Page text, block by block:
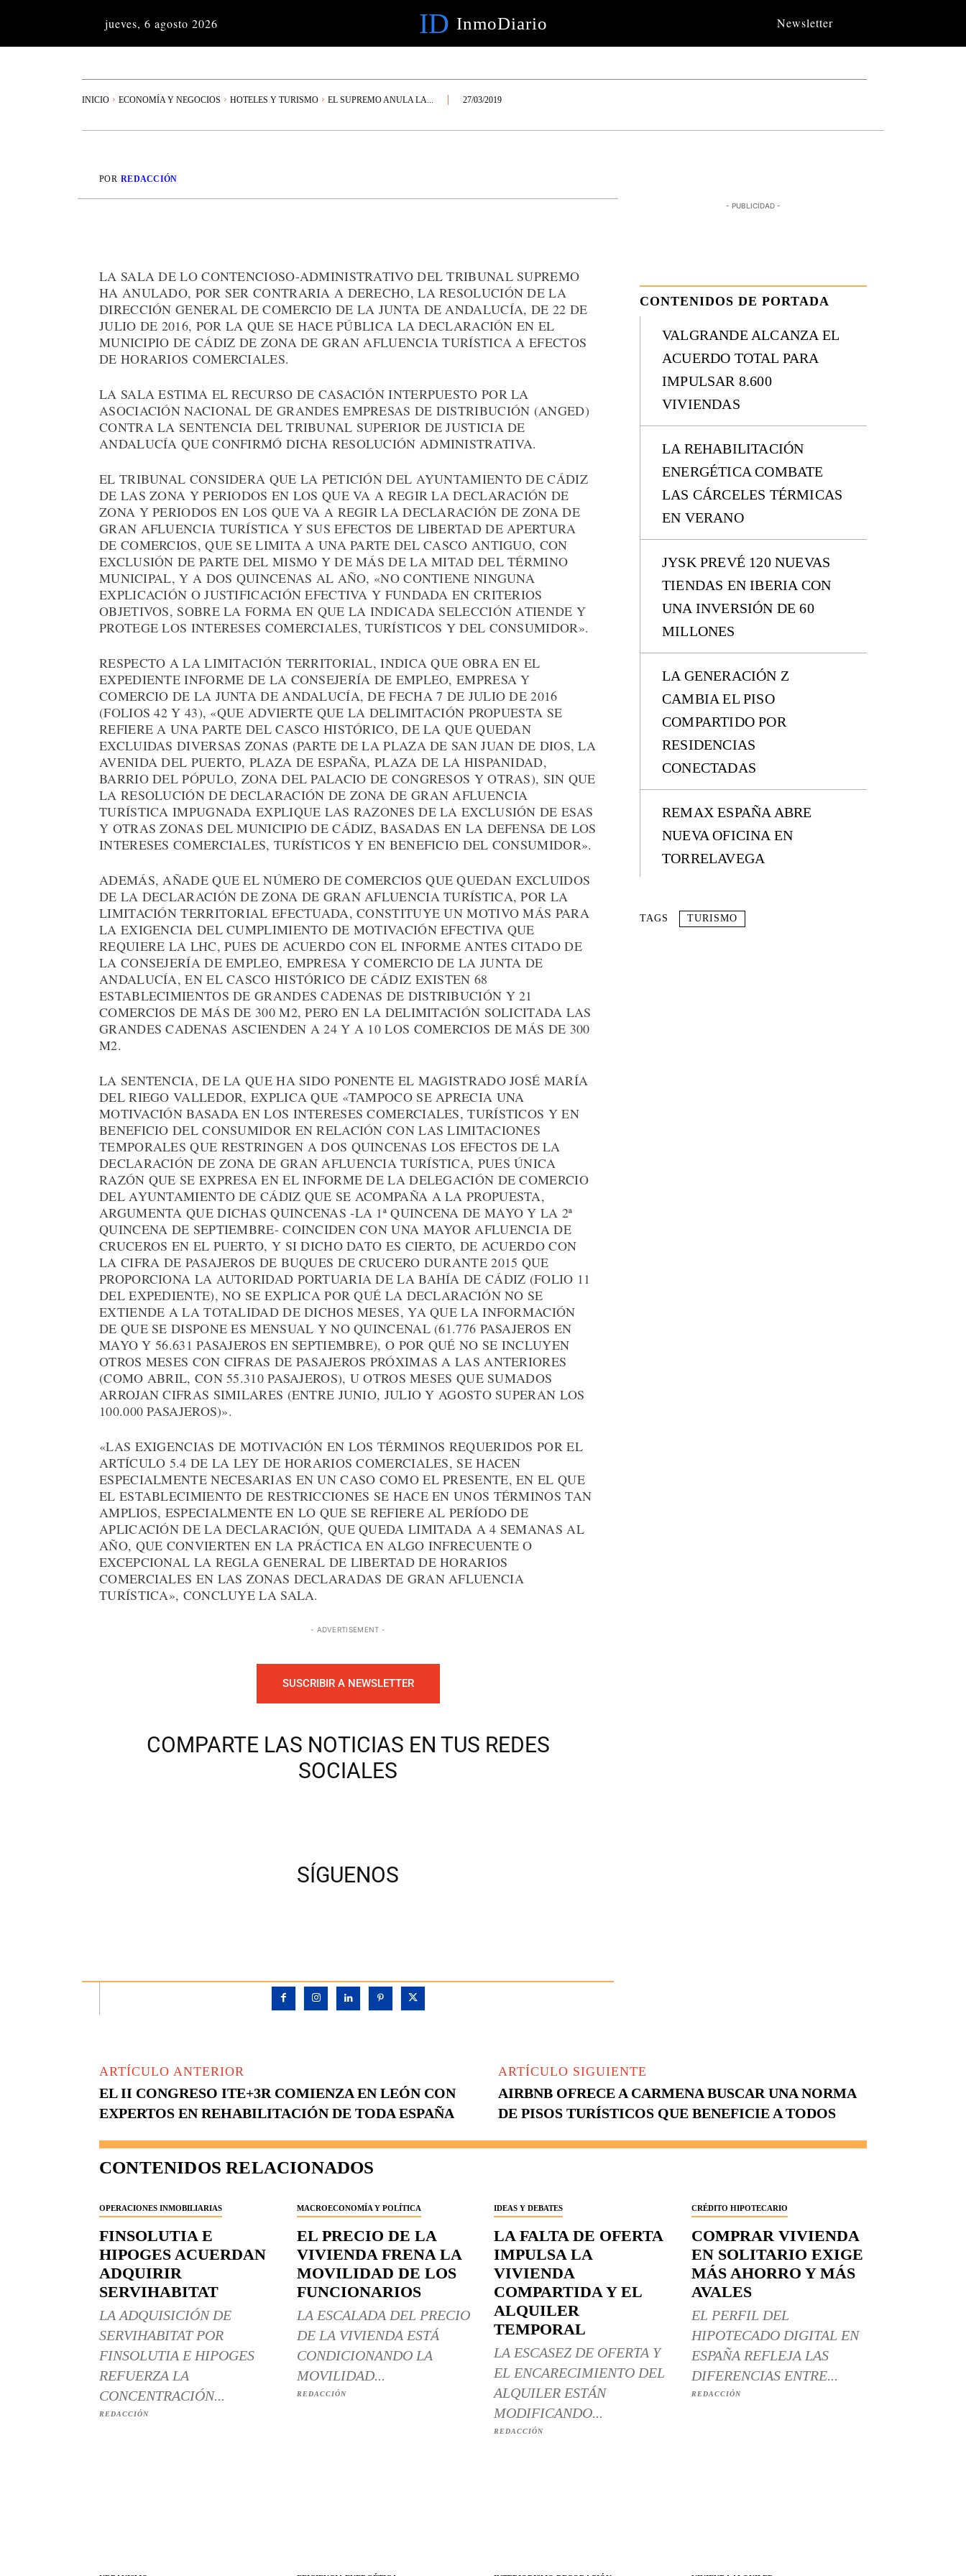
jueves, 6 agosto 2026 ID InmoDiario Newsletter
INICIO ECONOMÍA Y NEGOCIOS HOTELES Y TURISMO EL SUPREMO ANULA LA... 27/03/2019
POR REDACCIÓN
LA SALA DE LO CONTENCIOSO-ADMINISTRATIVO DEL TRIBUNAL SUPREMO
HA ANULADO, POR SER CONTRARIA A DERECHO, LA RESOLUCIÓN DE LA
DIRECCIÓN GENERAL DE COMERCIO DE LA JUNTA DE ANDALUCÍA, DE 22 DE
JULIO DE 2016, POR LA QUE SE HACE PÚBLICA LA DECLARACIÓN EN EL
MUNICIPIO DE CÁDIZ DE ZONA DE GRAN AFLUENCIA TURÍSTICA A EFECTOS
DE HORARIOS COMERCIALES.
LA SALA ESTIMA EL RECURSO DE CASACIÓN INTERPUESTO POR LA
ASOCIACIÓN NACIONAL DE GRANDES EMPRESAS DE DISTRIBUCIÓN (ANGED)
CONTRA LA SENTENCIA DEL TRIBUNAL SUPERIOR DE JUSTICIA DE
ANDALUCÍA QUE CONFIRMÓ DICHA RESOLUCIÓN ADMINISTRATIVA.
EL TRIBUNAL CONSIDERA QUE LA PETICIÓN DEL AYUNTAMIENTO DE CÁDIZ
DE LAS ZONA Y PERIODOS EN LOS QUE VA A REGIR LA DECLARACIÓN DE
ZONA Y PERIODOS EN LOS QUE VA A REGIR LA DECLARACIÓN DE ZONA DE
GRAN AFLUENCIA TURÍSTICA Y SUS EFECTOS DE LIBERTAD DE APERTURA
DE COMERCIOS, QUE SE LIMITA A UNA PARTE DEL CASCO ANTIGUO, CON
EXCLUSIÓN DE PARTE DEL MISMO Y DE MÁS DE LA MITAD DEL TÉRMINO
MUNICIPAL, Y A DOS QUINCENAS AL AÑO, «NO CONTIENE NINGUNA
EXPLICACIÓN O JUSTIFICACIÓN EFECTIVA Y FUNDADA EN CRITERIOS
OBJETIVOS, SOBRE LA FORMA EN QUE LA INDICADA SELECCIÓN ATIENDE Y
PROTEGE LOS INTERESES COMERCIALES, TURÍSTICOS Y DEL CONSUMIDOR».
RESPECTO A LA LIMITACIÓN TERRITORIAL, INDICA QUE OBRA EN EL
EXPEDIENTE INFORME DE LA CONSEJERÍA DE EMPLEO, EMPRESA Y
COMERCIO DE LA JUNTA DE ANDALUCÍA, DE FECHA 7 DE JULIO DE 2016
(FOLIOS 42 Y 43), «QUE ADVIERTE QUE LA DELIMITACIÓN PROPUESTA SE
REFIERE A UNA PARTE DEL CASCO HISTÓRICO, DE LA QUE QUEDAN
EXCLUIDAS DIVERSAS ZONAS (PARTE DE LA PLAZA DE SAN JUAN DE DIOS, LA
AVENIDA DEL PUERTO, PLAZA DE ESPAÑA, PLAZA DE LA HISPANIDAD,
BARRIO DEL PÓPULO, ZONA DEL PALACIO DE CONGRESOS Y OTRAS), SIN QUE
LA RESOLUCIÓN DE DECLARACIÓN DE ZONA DE GRAN AFLUENCIA
TURÍSTICA IMPUGNADA EXPLIQUE LAS RAZONES DE LA EXCLUSIÓN DE ESAS
Y OTRAS ZONAS DEL MUNICIPIO DE CÁDIZ, BASADAS EN LA DEFENSA DE LOS
INTERESES COMERCIALES, TURÍSTICOS Y EN BENEFICIO DEL CONSUMIDOR».
ADEMÁS, AÑADE QUE EL NÚMERO DE COMERCIOS QUE QUEDAN EXCLUIDOS
DE LA DECLARACIÓN DE ZONA DE GRAN AFLUENCIA TURÍSTICA, POR LA
LIMITACIÓN TERRITORIAL EFECTUADA, CONSTITUYE UN MOTIVO MÁS PARA
LA EXIGENCIA DEL CUMPLIMIENTO DE MOTIVACIÓN EFECTIVA QUE
REQUIERE LA LHC, PUES DE ACUERDO CON EL INFORME ANTES CITADO DE
LA CONSEJERÍA DE EMPLEO, EMPRESA Y COMERCIO DE LA JUNTA DE
ANDALUCÍA, EN EL CASCO HISTÓRICO DE CÁDIZ EXISTEN 68
ESTABLECIMIENTOS DE GRANDES CADENAS DE DISTRIBUCIÓN Y 21
COMERCIOS DE MÁS DE 300 M2, PERO EN LA DELIMITACIÓN SOLICITADA LAS
GRANDES CADENAS ASCIENDEN A 24 Y A 10 LOS COMERCIOS DE MÁS DE 300
M2.
LA SENTENCIA, DE LA QUE HA SIDO PONENTE EL MAGISTRADO JOSÉ MARÍA
DEL RIEGO VALLEDOR, EXPLICA QUE «TAMPOCO SE APRECIA UNA
MOTIVACIÓN BASADA EN LOS INTERESES COMERCIALES, TURÍSTICOS Y EN
BENEFICIO DEL CONSUMIDOR EN RELACIÓN CON LAS LIMITACIONES
TEMPORALES QUE RESTRINGEN A DOS QUINCENAS LOS EFECTOS DE LA
DECLARACIÓN DE ZONA DE GRAN AFLUENCIA TURÍSTICA, PUES ÚNICA
RAZÓN QUE SE EXPRESA EN EL INFORME DE LA DELEGACIÓN DE COMERCIO
DEL AYUNTAMIENTO DE CÁDIZ QUE SE ACOMPAÑA A LA PROPUESTA,
ARGUMENTA QUE DICHAS QUINCENAS -LA 1ª QUINCENA DE MAYO Y LA 2ª
QUINCENA DE SEPTIEMBRE- COINCIDEN CON UNA MAYOR AFLUENCIA DE
CRUCEROS EN EL PUERTO, Y SI DICHO DATO ES CIERTO, DE ACUERDO CON
LA CIFRA DE PASAJEROS DE BUQUES DE CRUCERO DURANTE 2015 QUE
PROPORCIONA LA AUTORIDAD PORTUARIA DE LA BAHÍA DE CÁDIZ (FOLIO 11
DEL EXPEDIENTE), NO SE EXPLICA POR QUÉ LA DECLARACIÓN NO SE
EXTIENDE A LA TOTALIDAD DE DICHOS MESES, YA QUE LA INFORMACIÓN
DE QUE SE DISPONE ES MENSUAL Y NO QUINCENAL (61.776 PASAJEROS EN
MAYO Y 56.631 PASAJEROS EN SEPTIEMBRE), O POR QUÉ NO SE INCLUYEN
OTROS MESES CON CIFRAS DE PASAJEROS PRÓXIMAS A LAS ANTERIORES
(COMO ABRIL, CON 55.310 PASAJEROS), U OTROS MESES QUE SUMADOS
ARROJAN CIFRAS SIMILARES (ENTRE JUNIO, JULIO Y AGOSTO SUPERAN LOS
100.000 PASAJEROS)».
«LAS EXIGENCIAS DE MOTIVACIÓN EN LOS TÉRMINOS REQUERIDOS POR EL
ARTÍCULO 5.4 DE LA LEY DE HORARIOS COMERCIALES, SE HACEN
ESPECIALMENTE NECESARIAS EN UN CASO COMO EL PRESENTE, EN EL QUE
EL ESTABLECIMIENTO DE RESTRICCIONES SE HACE EN UNOS TÉRMINOS TAN
AMPLIOS, ESPECIALMENTE EN LO QUE SE REFIERE AL PERÍODO DE
APLICACIÓN DE LA DECLARACIÓN, QUE QUEDA LIMITADA A 4 SEMANAS AL
AÑO, QUE CONVIERTEN EN LA PRÁCTICA EN ALGO INFRECUENTE O
EXCEPCIONAL LA REGLA GENERAL DE LIBERTAD DE HORARIOS
COMERCIALES EN LAS ZONAS DECLARADAS DE GRAN AFLUENCIA
TURÍSTICA», CONCLUYE LA SALA.
- ADVERTISEMENT -
SUSCRIBIR A NEWSLETTER
COMPARTE LAS NOTICIAS EN TUS REDES
SOCIALES
SÍGUENOS
- PUBLICIDAD -
CONTENIDOS DE PORTADA
VALGRANDE ALCANZA EL
ACUERDO TOTAL PARA
IMPULSAR 8.600
VIVIENDAS
LA REHABILITACIÓN
ENERGÉTICA COMBATE
LAS CÁRCELES TÉRMICAS
EN VERANO
JYSK PREVÉ 120 NUEVAS
TIENDAS EN IBERIA CON
UNA INVERSIÓN DE 60
MILLONES
LA GENERACIÓN Z
CAMBIA EL PISO
COMPARTIDO POR
RESIDENCIAS
CONECTADAS
REMAX ESPAÑA ABRE
NUEVA OFICINA EN
TORRELAVEGA
TAGS TURISMO
ARTÍCULO ANTERIOR
EL II CONGRESO ITE+3R COMIENZA EN LEÓN CON
EXPERTOS EN REHABILITACIÓN DE TODA ESPAÑA
ARTÍCULO SIGUIENTE
AIRBNB OFRECE A CARMENA BUSCAR UNA NORMA
DE PISOS TURÍSTICOS QUE BENEFICIE A TODOS
CONTENIDOS RELACIONADOS
OPERACIONES INMOBILIARIAS
FINSOLUTIA E
HIPOGES ACUERDAN
ADQUIRIR
SERVIHABITAT
LA ADQUISICIÓN DE
SERVIHABITAT POR
FINSOLUTIA E HIPOGES
REFUERZA LA
CONCENTRACIÓN...
REDACCIÓN
MACROECONOMÍA Y POLÍTICA
EL PRECIO DE LA
VIVIENDA FRENA LA
MOVILIDAD DE LOS
FUNCIONARIOS
LA ESCALADA DEL PRECIO
DE LA VIVIENDA ESTÁ
CONDICIONANDO LA
MOVILIDAD...
REDACCIÓN
IDEAS Y DEBATES
LA FALTA DE OFERTA
IMPULSA LA
VIVIENDA
COMPARTIDA Y EL
ALQUILER
TEMPORAL
LA ESCASEZ DE OFERTA Y
EL ENCARECIMIENTO DEL
ALQUILER ESTÁN
MODIFICANDO...
REDACCIÓN
CRÉDITO HIPOTECARIO
COMPRAR VIVIENDA
EN SOLITARIO EXIGE
MÁS AHORRO Y MÁS
AVALES
EL PERFIL DEL
HIPOTECADO DIGITAL EN
ESPAÑA REFLEJA LAS
DIFERENCIAS ENTRE...
REDACCIÓN